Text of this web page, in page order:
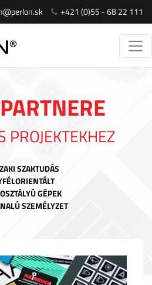
+421 (0)55 - 68 22 111
PROJEKTEKHEZ
SZAKTUDÁS
GÉPEK
SZEMÉLYZET